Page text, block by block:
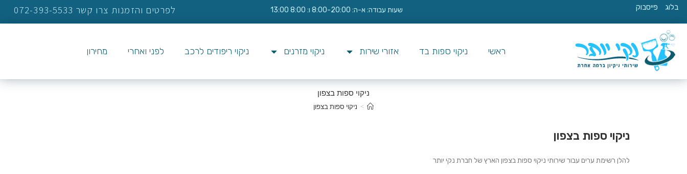
בלוג פייסבוק שעות עבודה: א-ה: 8:00-20:00 ו: 8:00 13:00 לפרטים והזמנות צרו קשר 072-393-5533
ראשי ניקוי ספות בד אזורי שירות ניקוי מזרנים ניקוי ריפודים לרכב לפני ואחרי מחירון
ניקוי ספות בצפון
> ניקוי ספות בצפון
ניקוי ספות בצפון
להלן רשימת ערים עבור שירותי ניקוי ספות בצפון הארץ של חברת נקי יותר